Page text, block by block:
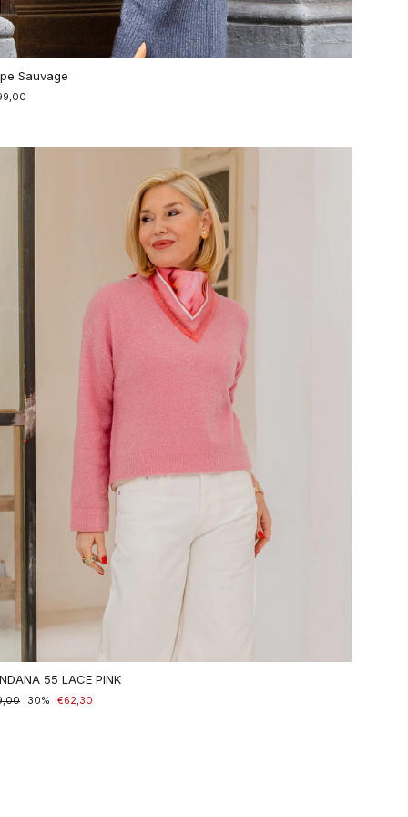
Sauvage
55 LACE PINK
30% €62,30